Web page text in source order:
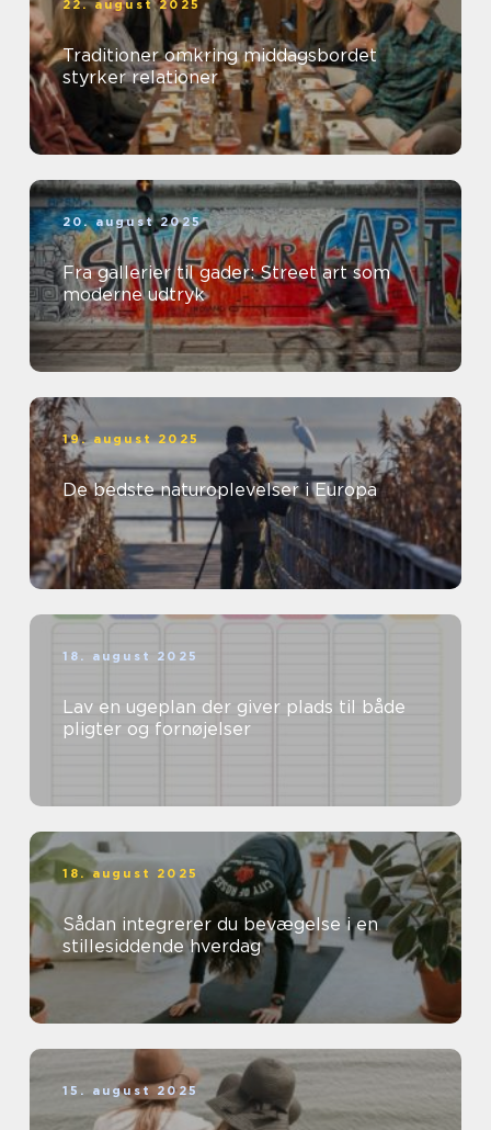
22. august 2025
Traditioner omkring middagsbordet
styrker relationer
20. august 2025
Fra gallerier til gader: Street art som
moderne udtryk
19. august 2025
De bedste naturoplevelser i Europa
18. august 2025
Lav en ugeplan der giver plads til både
pligter og fornøjelser
18. august 2025
Sådan integrerer du bevægelse i en
stillesiddende hverdag
15. august 2025